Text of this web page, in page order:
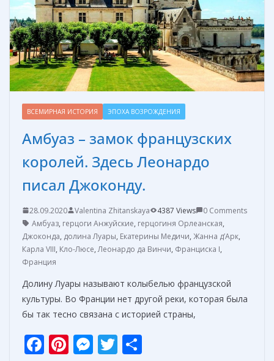
ВСЕМИРНАЯ ИСТОРИЯ ЭПОХА ВОЗРОЖДЕНИЯ
Амбуаз – замок французских
королей. Здесь Леонардо
писал Джоконду.
28.09.2020 Valentina Zhitanskaya 4387 Views
0 Comments
Амбуаз, герцоги Анжуйские, герцогиня Орлеанская,
Джоконда, долина Луары, Екатерины Медичи, Жанна д’Арк,
Карла VIII, Кло-Люсе,Леонардо да Винчи, Франциска I,
Франция
Долину Луары называют колыбелью французской
культуры. Во Франции нет другой реки, которая была
бы так тесно связана с историей страны,
F Pi M T